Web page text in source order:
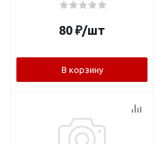
80 ₽/шт
В корзину